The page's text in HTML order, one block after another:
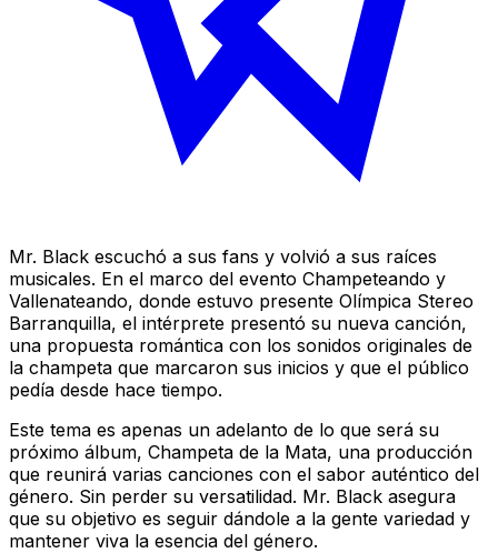
Mr. Black escuchó a sus fans y volvió a sus raíces
musicales. En el marco del evento Champeteando y
Vallenateando, donde estuvo presente Olímpica Stereo
Barranquilla, el intérprete presentó su nueva canción,
una propuesta romántica con los sonidos originales de
la champeta que marcaron sus inicios y que el público
pedía desde hace tiempo.
Este tema es apenas un adelanto de lo que será su
próximo álbum, Champeta de la Mata, una producción
que reunirá varias canciones con el sabor auténtico del
género. Sin perder su versatilidad. Mr. Black asegura
que su objetivo es seguir dándole a la gente variedad y
mantener viva la esencia del género.